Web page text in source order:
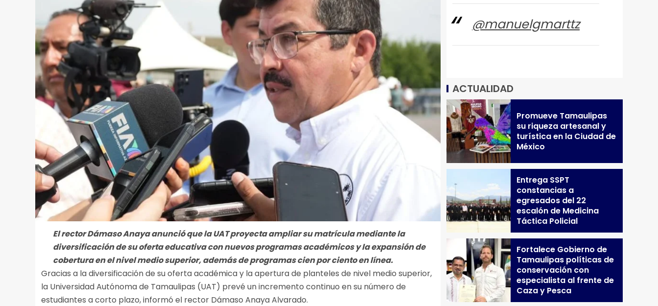
El rector Dámaso Anaya anunció que la UAT proyecta ampliar su matrícula mediante la
diversificación de su oferta educativa con nuevos programas académicos y la expansión de
cobertura en el nivel medio superior, además de programas cien por ciento en línea.
Gracias a la diversificación de su oferta académica y la apertura de planteles de nivel medio superior,
la Universidad Autónoma de Tamaulipas (UAT) prevé un incremento continuo en su número de
estudiantes a corto plazo, informó el rector Dámaso Anaya Alvarado.
@manuelgmarttz
ACTUALIDAD
Promueve Tamaulipas
su riqueza artesanal y
turística en la Ciudad de
México
Entrega SSPT
constancias a
egresados del 22
escalón de Medicina
Táctica Policial
Fortalece Gobierno de
Tamaulipas políticas de
conservación con
especialista al frente de
Caza y Pesca